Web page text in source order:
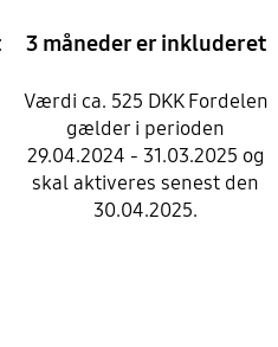
3 måneder er inkluderet
Værdi ca. 525 DKK Fordelen
gælder i perioden
29.04.2024 - 31.03.2025 og
skal aktiveres senest den
30.04.2025.